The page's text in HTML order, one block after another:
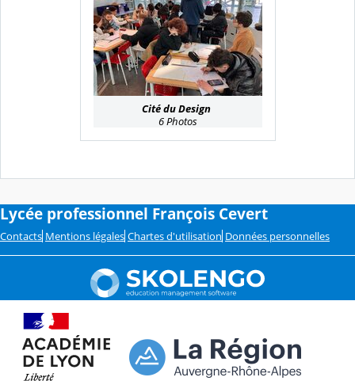
Cité du Design
6 Photos
Lycée professionnel François Cevert
Contacts Mentions légales Chartes d'utilisation Données personnelles